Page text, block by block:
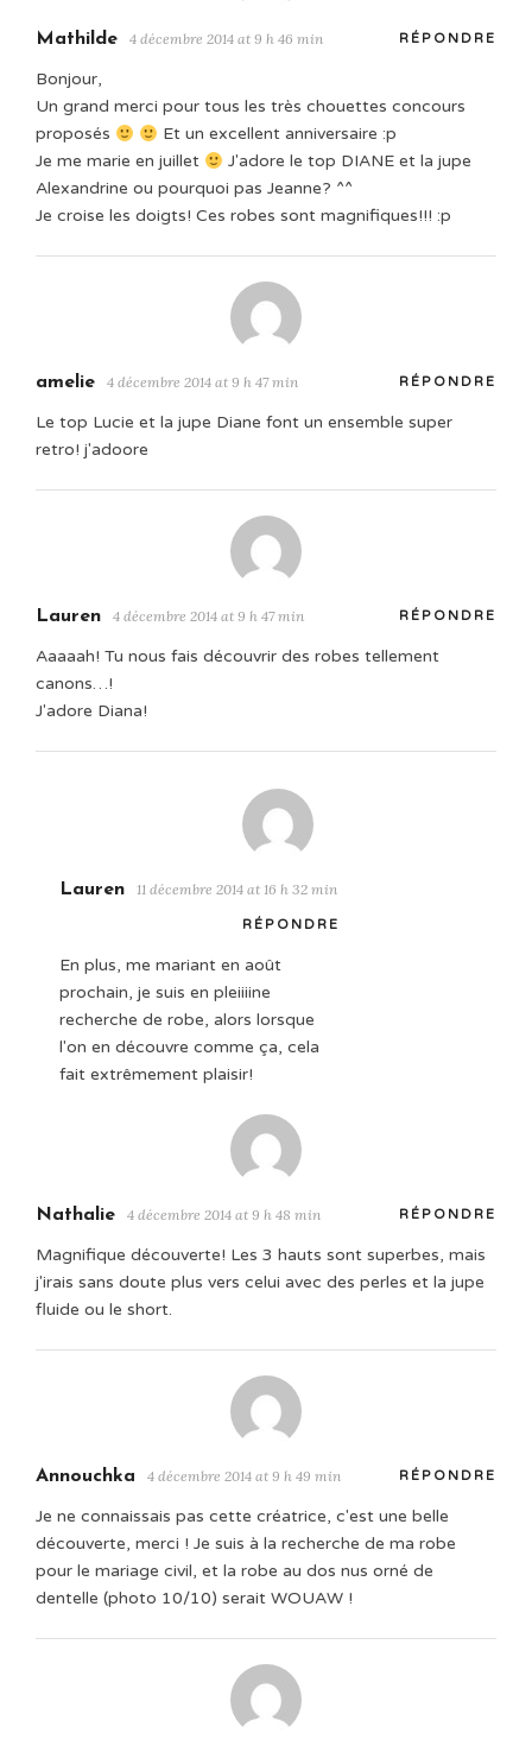
Mathilde 4 décembre 2014 at 9 h 46 min RÉPONDRE
Bonjour,
Un grand merci pour tous les très chouettes concours
proposés
Et un excellent anniversaire :p
Je me marie en juillet
J'adore le top DIANE et la jupe
Alexandrine ou pourquoi pas Jeanne? ^^
Je croise les doigts! Ces robes sont magnifiques!!! :p
amelie 4 décembre 2014 at 9 h 47 min RÉPONDRE
Le top Lucie et la jupe Diane font un ensemble super
retro! j'adoore
Lauren 4 décembre 2014 at 9 h 47 min RÉPONDRE
Aaaaah! Tu nous fais découvrir des robes tellement
canons…!
J'adore Diana!
Lauren 11 décembre 2014 at 16 h 32 min
RÉPONDRE
En plus, me mariant en août
prochain, je suis en pleiiiine
recherche de robe, alors lorsque
l'on en découvre comme ça, cela
fait extrêmement plaisir!
Nathalie 4 décembre 2014 at 9 h 48 min RÉPONDRE
Magnifique découverte! Les 3 hauts sont superbes, mais
j'irais sans doute plus vers celui avec des perles et la jupe
fluide ou le short.
Annouchka 4 décembre 2014 at 9 h 49 min RÉPONDRE
Je ne connaissais pas cette créatrice, c'est une belle
découverte, merci ! Je suis à la recherche de ma robe
pour le mariage civil, et la robe au dos nus orné de
dentelle (photo 10/10) serait WOUAW !